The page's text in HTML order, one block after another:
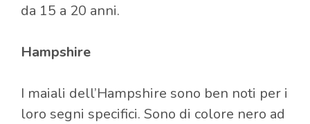
da 15 a 20 anni.
Hampshire
I maiali dell’Hampshire sono ben noti per i
loro segni specifici. Sono di colore nero ad